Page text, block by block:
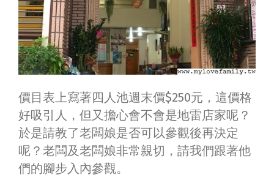
價目表上寫著四人池週末價$250元，這價格
好吸引人，但又擔心會不會是地雷店家呢？
於是請教了老闆娘是否可以參觀後再決定
呢？老闆及老闆娘非常親切，請我們跟著他
們的腳步入內參觀。